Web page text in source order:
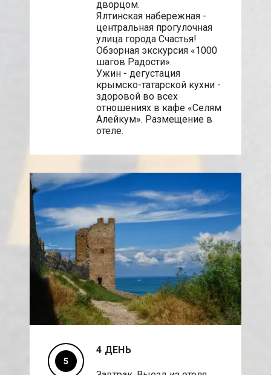
дворцом.
Ялтинская набережная -
центральная прогулочная
улица города Счастья!
Обзорная экскурсия «1000
шагов Радости».
Ужин - дегустация
крымско-татарской кухни -
здоровой во всех
отношениях в кафе «Селям
Алейкум». Размещение в
отеле.
4 ДЕНЬ